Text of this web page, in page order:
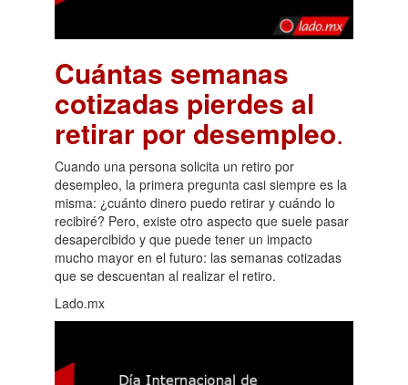
Cuántas semanas
cotizadas pierdes al
retirar por desempleo.
Cuando una persona solicita un retiro por
desempleo, la primera pregunta casi siempre es la
misma: ¿cuánto dinero puedo retirar y cuándo lo
recibiré? Pero, existe otro aspecto que suele pasar
desapercibido y que puede tener un impacto
mucho mayor en el futuro: las semanas cotizadas
que se descuentan al realizar el retiro.
Lado.mx